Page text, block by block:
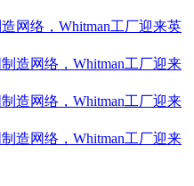
网络，Whitman工厂迎来英